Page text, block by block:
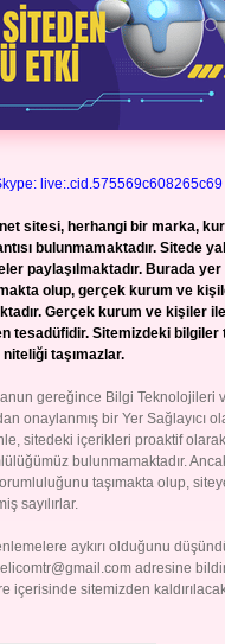
live:.cid.575569c608265c69
sitesi, herhangi bir marka,
bulunmamaktadır. Sitede
paylaşılmaktadır. Burada
olup, gerçek kurum ve
Gerçek kurum ve kişiler
tesadüfidir. Sitemizdeki bilgiler
taşımazlar.
gereğince Bilgi Teknolojileri
onaylanmış bir Yer Sağlayıcı
sitedeki içerikleri proaktif
bulunmamaktadır.
taşımakta olup,
sayılırlar.
aykırı olduğunu
adresine
içerisinde sitemizden